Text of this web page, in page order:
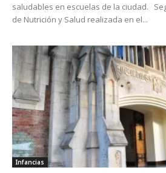
saludables en escuelas de la ciudad.
de Nutrición y Salud realizada en el...
Infancias